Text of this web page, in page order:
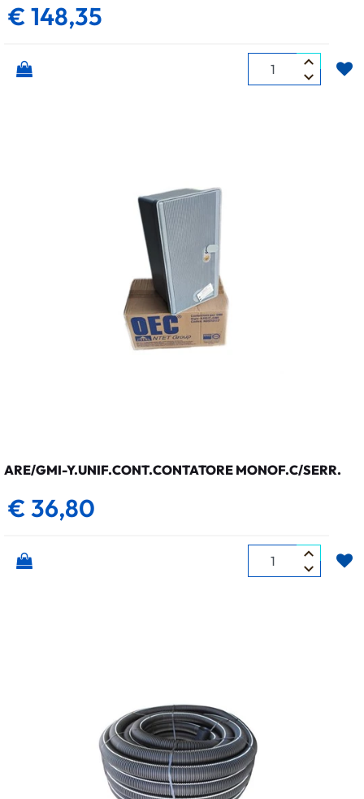
€ 148,35
Quantità
ARE/GMI-Y.UNIF.CONT.CONTATORE MONOF.C/SERR.
€ 36,80
Quantità